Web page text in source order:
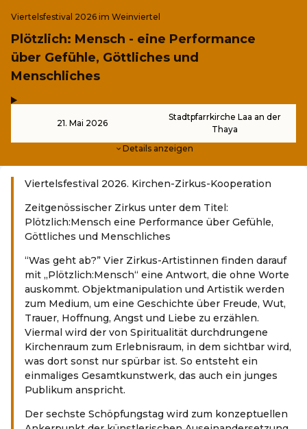
Viertelsfestival 2026 im Weinviertel
Plötzlich: Mensch - eine Performance
über Gefühle, Göttliches und
Menschliches
21. Mai 2026
Stadtpfarrkirche Laa an der
Thaya
Details anzeigen
Viertelsfestival 2026. Kirchen-Zirkus-Kooperation
Zeitgenössischer Zirkus unter dem Titel:
Plötzlich:Mensch eine Performance über Gefühle,
Göttliches und Menschliches
“Was geht ab?” Vier Zirkus-Artistinnen finden darauf
mit „Plötzlich:Mensch“ eine Antwort, die ohne Worte
auskommt. Objektmanipulation und Artistik werden
zum Medium, um eine Geschichte über Freude, Wut,
Trauer, Hoffnung, Angst und Liebe zu erzählen.
Viermal wird der von Spiritualität durchdrungene
Kirchenraum zum Erlebnisraum, in dem sichtbar wird,
was dort sonst nur spürbar ist. So entsteht ein
einmaliges Gesamtkunstwerk, das auch ein junges
Publikum anspricht.
Der sechste Schöpfungstag wird zum konzeptuellen